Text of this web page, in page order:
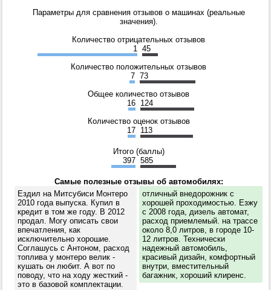
Параметры для сравнения отзывов о машинах (реальные
значения).
Количество отрицательных отзывов
1 45
Количество положительных отзывов
7 73
Общее количество отзывов
16 124
Количество оценок отзывов
17 113
Итого (баллы)
397 585
Самые полезные отзывы об автомобилях:
Ездил на Митсубиси Монтеро
2010 года выпуска. Купил в
кредит в том же году. В 2012
продал. Могу описать свои
впечатления, как
исключительно хорошие.
Соглашусь с Антоном, расход
топлива у монтеро велик -
кушать он любит. А вот по
поводу, что на ходу жесткий -
это в базовой комплектации.
отличный внедорожник с
хорошей проходимостью. Езжу
с 2008 года, дизель автомат,
расход приемлемый. на трассе
около 8,0 литров, в городе 10-
12 литров. Технически
надежный автомобиль,
красивый дизайн, комфортный
внутри, вместительный
багажник, хороший клиренс.